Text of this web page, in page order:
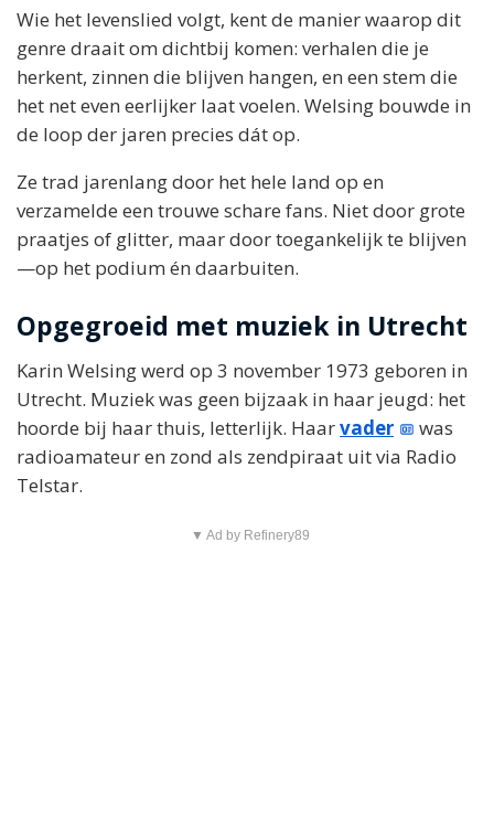
Wie het levenslied volgt, kent de manier waarop dit
genre draait om dichtbij komen: verhalen die je
herkent, zinnen die blijven hangen, en een stem die
het net even eerlijker laat voelen. Welsing bouwde in
de loop der jaren precies dát op.
Ze trad jarenlang door het hele land op en
verzamelde een trouwe schare fans. Niet door grote
praatjes of glitter, maar door toegankelijk te blijven
—op het podium én daarbuiten.
Opgegroeid met muziek in Utrecht
Karin Welsing werd op 3 november 1973 geboren in
Utrecht. Muziek was geen bijzaak in haar jeugd: het
hoorde bij haar thuis, letterlijk. Haarvader
was
radioamateur en zond als zendpiraat uit via Radio
Telstar.
▼ Ad by Refinery89